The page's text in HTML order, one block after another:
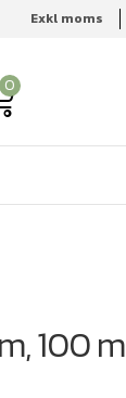
Exkl moms
0
100 m